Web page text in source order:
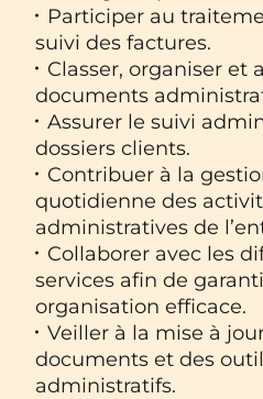
Participer au
suivi des factures.
Classer, organiser et
documents
Assurer le suivi
dossiers clients.
Contribuer à la
quotidienne des
administratives de
Collaborer avec les
services afin de
organisation efficace.
Veiller à la mise à
documents et des
administratifs.